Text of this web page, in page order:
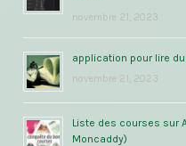
novembre 21, 2023
application pour lire
novembre 21, 2023
Liste des courses sur
Moncaddy)